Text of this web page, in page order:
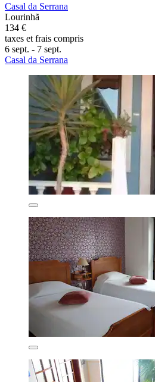
Casal da Serrana
Lourinhã
134 €
taxes et frais compris
6 sept. - 7 sept.
Casal da Serrana